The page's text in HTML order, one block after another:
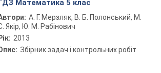
ГДЗ Математика 5 клас
А. Г. Мерзляк, В. Б. Полонський, М.
Якір, Ю. М. Рабінович
Рік: 2013
Збірник задач і контрольних робіт